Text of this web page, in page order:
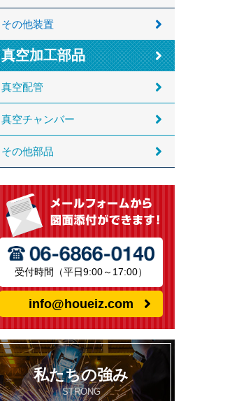
その他装置
真空加工部品
真空配管
真空チャンバー
その他部品
受付時間（平日9:00～17:00）
info@houeiz.com
私たちの強み
STRONG